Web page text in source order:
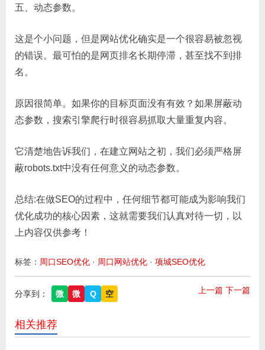
五、动态参数。
这是个小问题，但是网站优化确实是一个很容易被忽视
的错误。最可怕的是网页排名长期停滞，甚至找不到排
名。
原因很简单。如果你的目标页面没有有效？如果屏蔽动
态参数，搜索引擎爬行时很容易抓取大量重复内容。
它清楚地告诉我们，在建立网站之初，我们必须严格屏
蔽robots.txt中没有任何意义的动态参数。
总结:在做SEO的过程中，任何细节都可能成为影响我们
优化成功的核心因素，这就需要我们认真对待一切，以
上内容仅供参考！
标签： 周口SEO优化 · 周口网站优化 · 项城SEO优化
上一篇 下一篇
分享到： 微 微 Q 空
相关推荐